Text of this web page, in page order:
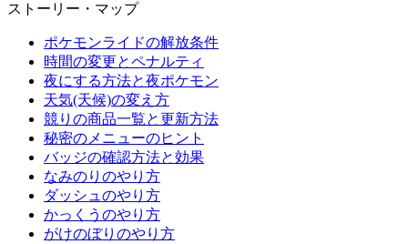
ストーリー・マップ
ポケモンライドの解放条件
時間の変更とペナルティ
夜にする方法と夜ポケモン
天気(天候)の変え方
競りの商品一覧と更新方法
秘密のメニューのヒント
バッジの確認方法と効果
なみのりのやり方
ダッシュのやり方
かっくうのやり方
がけのぼりのやり方